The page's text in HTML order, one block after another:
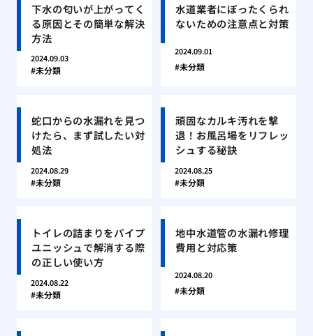
下水の匂いが上がってく
る原因とその簡単な解決
方法
2024.09.03
未分類
水道業者にぼったくられ
ないための注意点と対策
2024.09.01
未分類
蛇口からの水漏れを見つ
けたら、まず試したい対
処法
2024.08.29
未分類
頑固なカルキ汚れを撃
退！お風呂場をリフレッ
シュする秘訣
2024.08.25
未分類
トイレの詰まりをパイプ
ユニッシュで解消する際
の正しい使い方
2024.08.22
未分類
地中水道管の水漏れ修理
費用と対応策
2024.08.20
未分類